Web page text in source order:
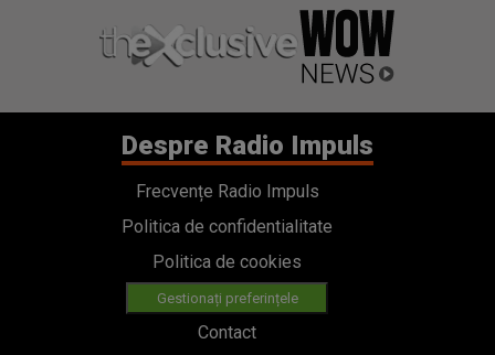
Despre Radio Impuls
Frecvențe Radio Impuls
Politica de confidentialitate
Politica de cookies
Gestionați preferințele
Contact